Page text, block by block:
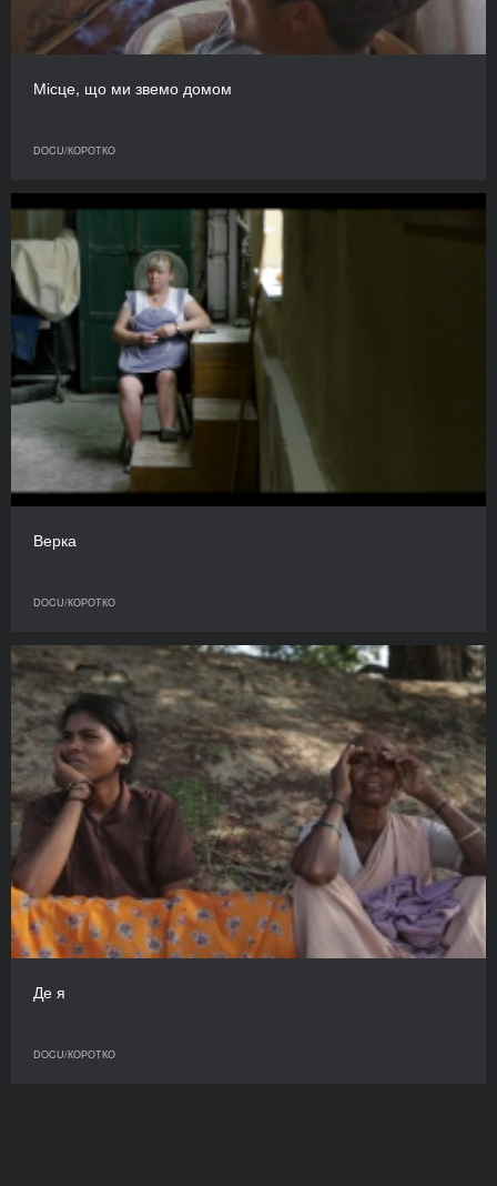
Місце, що ми звемо домом
DOCU/КОРОТКО
Верка
DOCU/КОРОТКО
Де я
DOCU/КОРОТКО